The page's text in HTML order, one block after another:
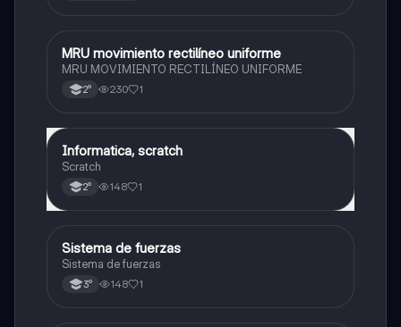
Física
MRU movimiento rectilíneo uniforme
MRU MOVIMIENTO RECTILÍNEO UNIFORME
2° 230 1
Física
Informatica, scratch
Scratch
2° 148 1
Física
Sistema de fuerzas
Sistema de fuerzas
3° 148 1